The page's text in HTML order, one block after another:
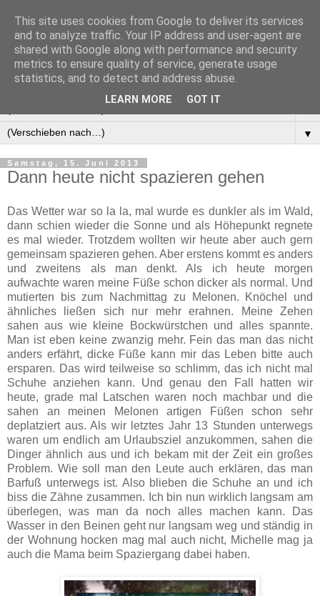
Manus Testwelt, alles
außer langweilig
▼
Samstag, 15. Juni 2013
Dann heute nicht spazieren gehen
Das Wetter war so la la, mal wurde es dunkler als im Wald,
dann schien wieder die Sonne und als Höhepunkt regnete
es mal wieder. Trotzdem wollten wir heute aber auch gern
gemeinsam spazieren gehen. Aber erstens kommt es anders
und zweitens als man denkt. Als ich heute morgen
aufwachte waren meine Füße schon dicker als normal. Und
mutierten bis zum Nachmittag zu Melonen. Knöchel und
ähnliches ließen sich nur mehr erahnen. Meine Zehen
sahen aus wie kleine Bockwürstchen und alles spannte.
Man ist eben keine zwanzig mehr. Fein das man das nicht
anders erfährt, dicke Füße kann mir das Leben bitte auch
ersparen. Das wird teilweise so schlimm, das ich nicht mal
Schuhe anziehen kann. Und genau den Fall hatten wir
heute, grade mal Latschen waren noch machbar und die
sahen an meinen Melonen artigen Füßen schon sehr
deplatziert aus. Als wir letztes Jahr 13 Stunden unterwegs
waren um endlich am Urlaubsziel anzukommen, sahen die
Dinger ähnlich aus und ich bekam mit der Zeit ein großes
Problem. Wie soll man den Leute auch erklären, das man
Barfuß unterwegs ist. Also blieben die Schuhe an und ich
biss die Zähne zusammen. Ich bin nun wirklich langsam am
überlegen, was man da noch alles machen kann. Das
Wasser in den Beinen geht nur langsam weg und ständig in
der Wohnung hocken mag mal auch nicht, Michelle mag ja
auch die Mama beim Spaziergang dabei haben.
This site uses cookies from Google to deliver its services
and to analyze traffic. Your IP address and user-agent are
shared with Google along with performance and security
metrics to ensure quality of service, generate usage
statistics, and to detect and address abuse.
LEARN MORE GOT IT